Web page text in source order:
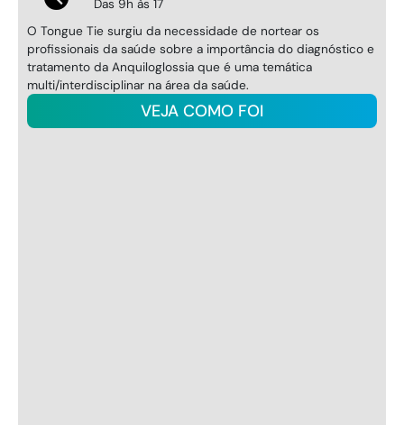
os
diagnóstico e
O curso abordará os aspectos motores orais
amamentação à introdução alimentar,
distúrbio alimentar pediátrico e sua relação
alimentar.